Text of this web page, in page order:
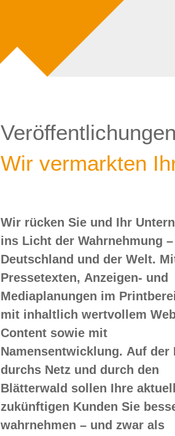
Veröffentlichungen
Wir vermarkten
Wir rücken Sie und Ihr
ins Licht der Wahrnehmung
Deutschland und der Welt.
Pressetexten, Anzeigen- und
Mediaplanungen im
mit inhaltlich wertvollem
Content sowie mit
Namensentwicklung. Auf der
durchs Netz und durch den
Blätterwald sollen Ihre
zukünftigen Kunden Sie
wahrnehmen – und zwar als
wollen Sie doch – oder? Dann